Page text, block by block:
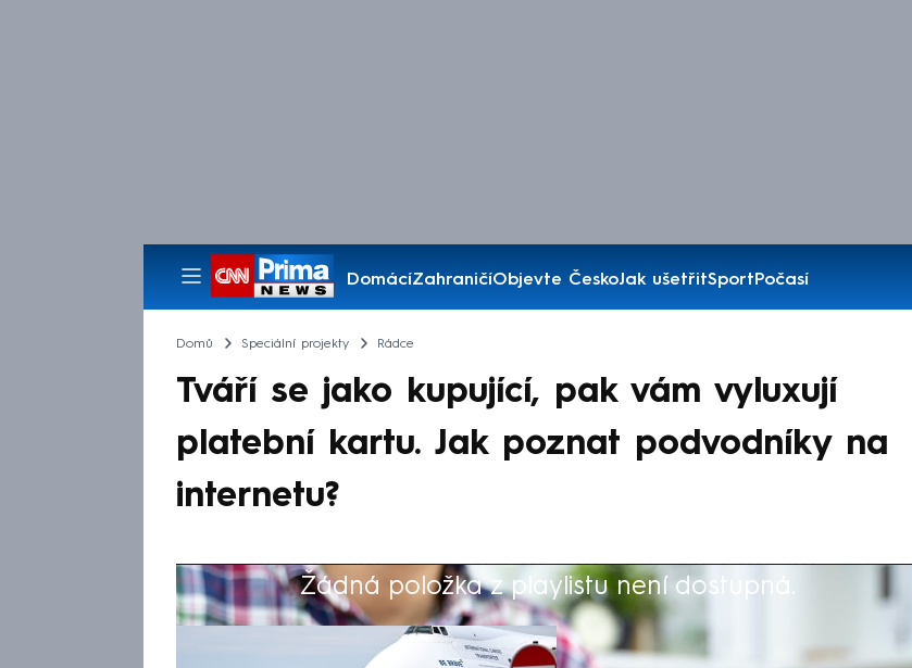
DomácíZahraničíObjevte ČeskoJak ušetřitSportPočasí
Pořady
Domů Speciální projekty Rádce
Tváří se jako kupující, pak vám vyluxují
platební kartu. Jak poznat podvodníky na
internetu?
Žádná položka z playlistu není dostupná.
Výběr redakce